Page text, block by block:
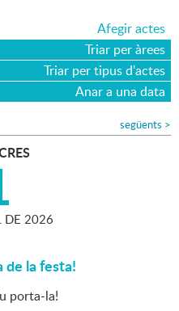
Afegir actes
Triar per àrees
Triar per tipus d'actes
Anar a una data
següents >
DE 2026
de la festa!
porta-la!